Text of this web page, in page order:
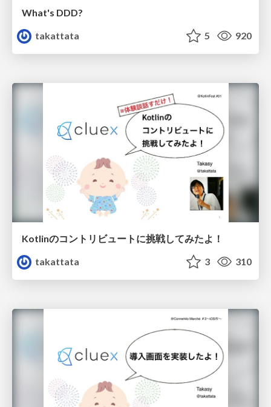
What's DDD?
takattata
5 920
Kotlinのコントリビュートに挑戦してみたよ！
takattata
3 310